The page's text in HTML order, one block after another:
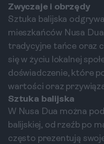
Zwyczaje i obrzędy
Sztuka balijska
mieszkańców Nusa
tradycyjne tańce oraz
się w życiu lokalnej
doświadczenie, które
wartości oraz
Sztuka balijska
W Nusa Dua można
balijskiej, od rzeźb po
często prezentują